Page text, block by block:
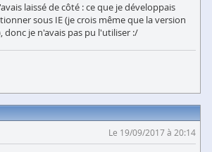
laissé de côté : ce que je développais
sous IE (je crois même que la version
donc je n'avais pas pu l'utiliser :/
Le 19/09/2017 à 20:14